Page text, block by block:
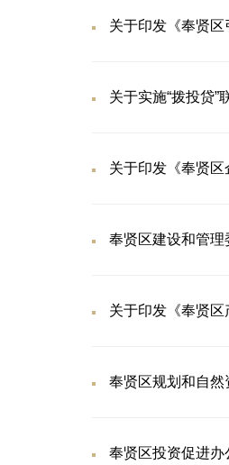
关于印发《奉贤
关于实施“拨投贷”
关于印发《奉贤
奉贤区建设和管
关于印发《奉贤
奉贤区规划和自
奉贤区投资促进